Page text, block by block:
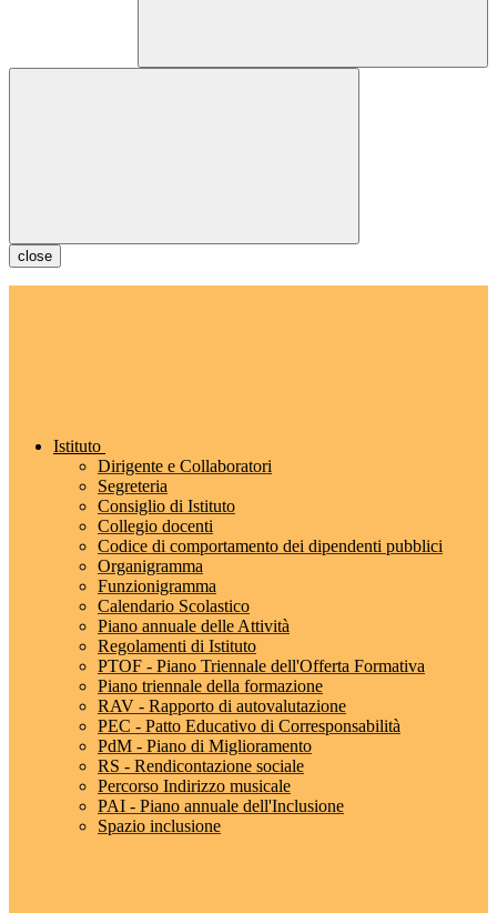
close
Istituto
Dirigente e Collaboratori
Segreteria
Consiglio di Istituto
Collegio docenti
Codice di comportamento dei dipendenti pubblici
Organigramma
Funzionigramma
Calendario Scolastico
Piano annuale delle Attività
Regolamenti di Istituto
PTOF - Piano Triennale dell'Offerta Formativa
Piano triennale della formazione
RAV - Rapporto di autovalutazione
PEC - Patto Educativo di Corresponsabilità
PdM - Piano di Miglioramento
RS - Rendicontazione sociale
Percorso Indirizzo musicale
PAI - Piano annuale dell'Inclusione
Spazio inclusione